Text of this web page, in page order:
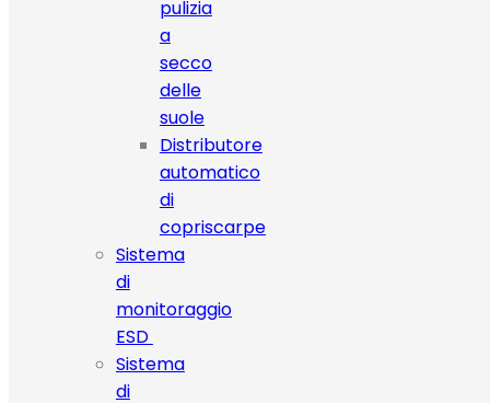
pulizia
a
secco
delle
suole
Distributore
automatico
di
copriscarpe
Sistema
di
monitoraggio
ESD
Sistema
di